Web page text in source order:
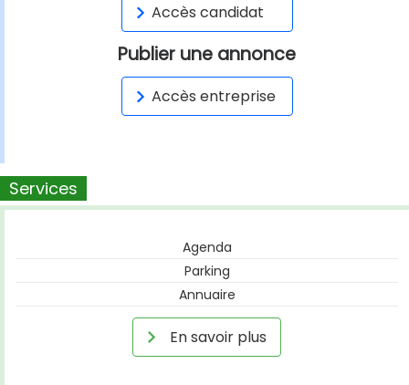
Accès candidat
Publier une annonce
Accès entreprise
Services
Agenda
Parking
Annuaire
En savoir plus